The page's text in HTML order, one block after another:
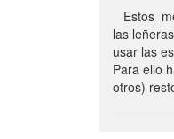
Estos
las
usar las
Para ello
otros)